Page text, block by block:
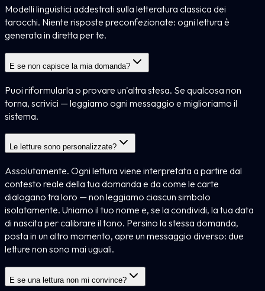
Modelli linguistici addestrati sulla letteratura classica dei
tarocchi. Niente risposte preconfezionate: ogni lettura è
generata in diretta per te.
E se non capisce la mia domanda?
Puoi riformularla o provare un'altra stesa. Se qualcosa non
torna, scrivici — leggiamo ogni messaggio e miglioriamo il
sistema.
Le letture sono personalizzate?
Assolutamente. Ogni lettura viene interpretata a partire dal
contesto reale della tua domanda e da come le carte
dialogano tra loro — non leggiamo ciascun simbolo
isolatamente. Uniamo il tuo nome e, se la condividi, la tua data
di nascita per calibrare il tono. Persino la stessa domanda,
posta in un altro momento, apre un messaggio diverso: due
letture non sono mai uguali.
E se una lettura non mi convince?